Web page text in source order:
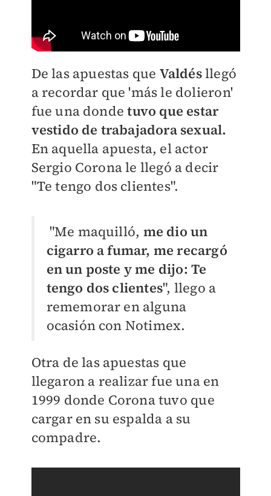
De las apuestas que Valdésllegó
a recordar que 'más le dolieron'
fue una donde tuvo que estar
vestido de trabajadora sexual.
En aquella apuesta, el actor
Sergio Corona le llegó a decir
"Te tengo dos clientes".
"Me maquilló, me dio un
cigarro a fumar, me recargó
en un poste y me dijo: Te
tengo dos clientes", llego a
rememorar en alguna
ocasión con Notimex.
Otra de las apuestas que
llegaron a realizar fue una en
1999 donde Corona tuvo que
cargar en su espalda a su
compadre.